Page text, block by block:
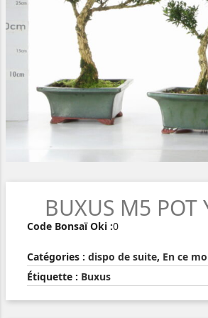
BUXUS M5 POT
Code Bonsaï Oki :0
Catégories : dispo de suite, En ce
Étiquette : Buxus